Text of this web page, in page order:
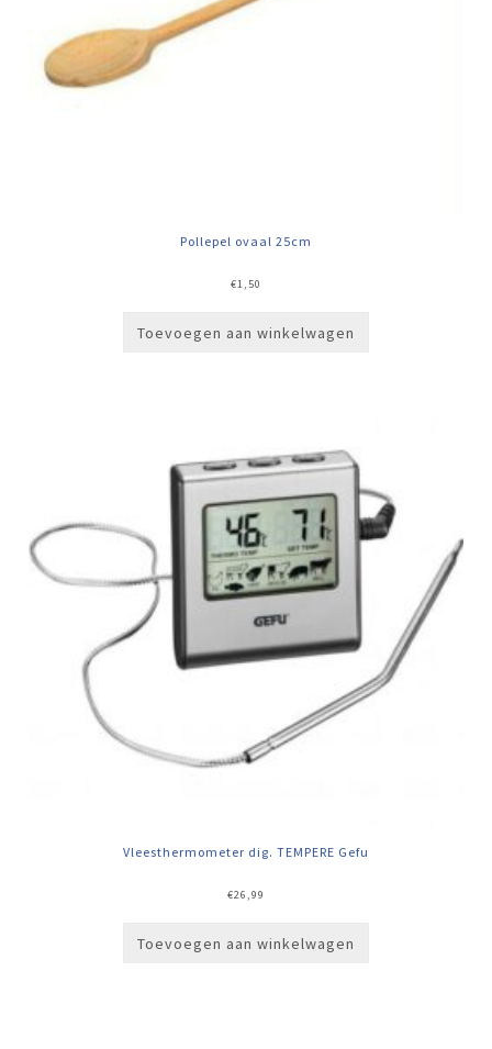
Pollepel ovaal 25cm
€1,50
Toevoegen aan winkelwagen
Vleesthermometer dig. TEMPERE Gefu
€26,99
Toevoegen aan winkelwagen